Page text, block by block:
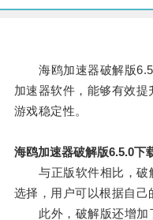
海鸥加速器破解版
加速器软件，能够有效
游戏稳定性。
海鸥加速器破解版6.5.0下
与正版软件相比，破
选择，用户可以根据自己
此外，破解版还增加